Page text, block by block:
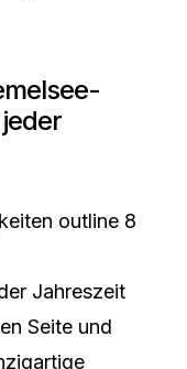
Jahreszeit
Seite und